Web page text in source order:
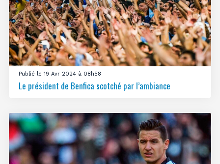
Publié le 19 Avr 2024 à 08h58
Le président de Benfica scotché par l’ambiance